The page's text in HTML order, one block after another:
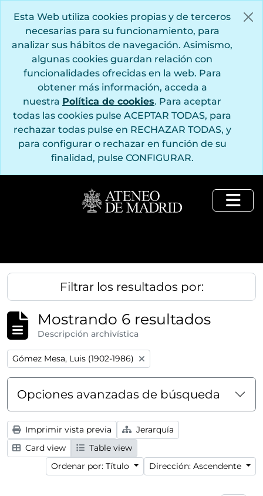
Esta Web utiliza cookies propias y de terceros
necesarias para su funcionamiento, para
analizar sus hábitos de navegación. Asimismo,
algunas cookies guardan relación con
funcionalidades ofrecidas en la web. Para
obtener más información, acceda a
nuestra Política de cookies. Para aceptar
todas las cookies pulse ACEPTAR TODAS, para
rechazar todas pulse en RECHAZAR TODAS, y
para configurar o rechazar en función de su
finalidad, pulse CONFIGURAR.
Filtrar los resultados por:
Mostrando 6 resultados
Descripción archivística
Remove filter:
Gómez Mesa, Luis (1902-1986)
Opciones avanzadas de búsqueda
Imprimir vista previa
Jerarquía
Card view
Table view
Ordenar por: Título
Dirección: Ascendente